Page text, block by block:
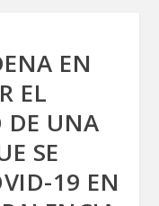
EN
EL
DE UNA
SE
19 EN